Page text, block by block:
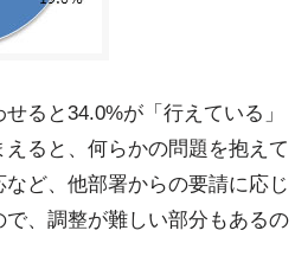
ると34.0%が「行えている」
ると、何らかの問題を抱えて
ど、他部署からの要請に応じ
、調整が難しい部分もあるの